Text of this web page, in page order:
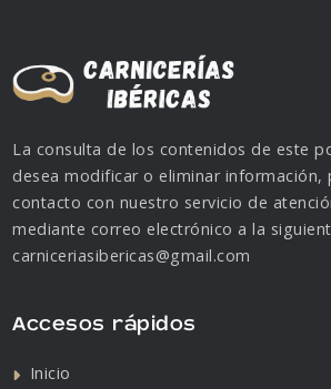
La consulta de los contenidos de este
desea modificar o eliminar información,
contacto con nuestro servicio de
mediante correo electrónico a la
carniceriasibericas@gmail.com
Accesos rápidos
Inicio